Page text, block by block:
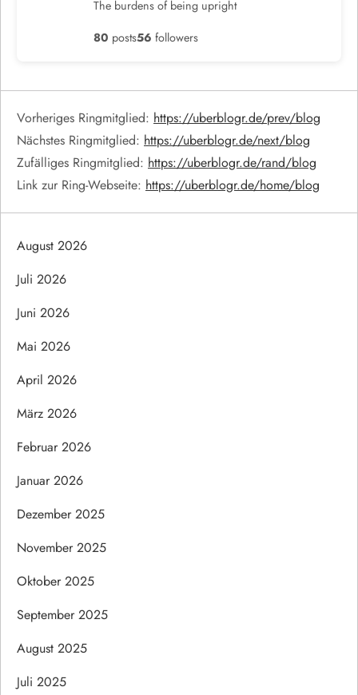
The burdens of being upright
80 posts56 followers
Vorheriges Ringmitglied: https://uberblogr.de/prev/blog
Nächstes Ringmitglied: https://uberblogr.de/next/blog
Zufälliges Ringmitglied: https://uberblogr.de/rand/blog
Link zur Ring-Webseite: https://uberblogr.de/home/blog
August 2026
Juli 2026
Juni 2026
Mai 2026
April 2026
März 2026
Februar 2026
Januar 2026
Dezember 2025
November 2025
Oktober 2025
September 2025
August 2025
Juli 2025